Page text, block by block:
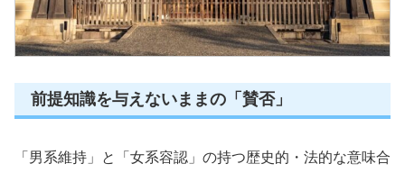
前提知識を与えないままの「賛否」
「男系維持」と「女系容認」の持つ歴史的・法的な意味合